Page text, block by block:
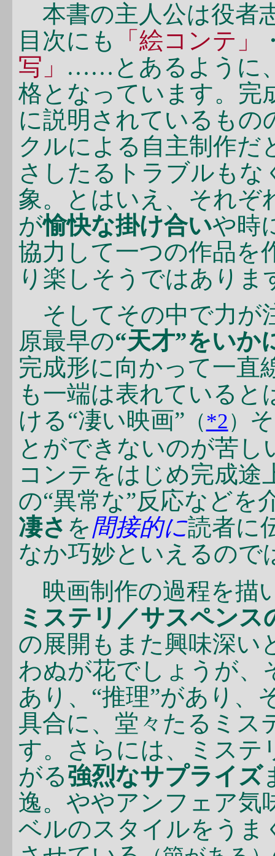
本書の主人公は役者
目次にも
「絵コンテ」
写」
……とあるように
格となっています。完
に説明されているもの
クルによる自主制作だ
さしたるトラブルもな
象。とはいえ、それぞ
が愉快な掛け合いや時
協力して一つの作品を
り楽しそうではありま
そしてその中で力が
原最早の“天才”をいか
完成形に向かって一直
も一端は表れていると
ける“凄い映画” （*2）
とができないのが苦
コンテをはじめ完成途
の“異常な”反応などを
凄さ を間接的に読者に
なか巧妙といえるので
映画制作の過程を描
ミステリ／サスペンス
の展開もまた興味深い
わぬが花でしょうが、
あり、“推理”があり、
具合に、堂々たるミス
す。さらには、ミステ
がる強烈なサプライズ
逸。ややアンフェア気
ベルのスタイルをうま